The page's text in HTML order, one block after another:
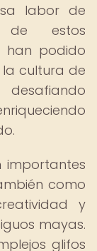
labor de
de estos
han podido
cultura de
importantes
como
y
mayas.
glifos